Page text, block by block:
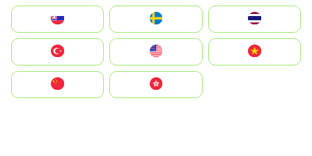
United States
中國香港特別行政區